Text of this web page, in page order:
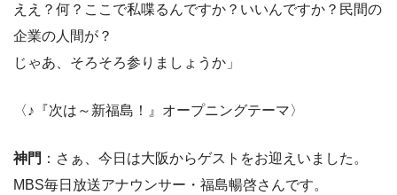
ええ？何？ここで私喋るんですか？いいんですか？民間の
企業の人間が？
じゃあ、そろそろ参りましょうか」
〈♪『次は～新福島！』オープニングテーマ〉
神門 ：さぁ、今日は大阪からゲストをお迎えいました。
MBS毎日放送アナウンサー・福島暢啓さんです。